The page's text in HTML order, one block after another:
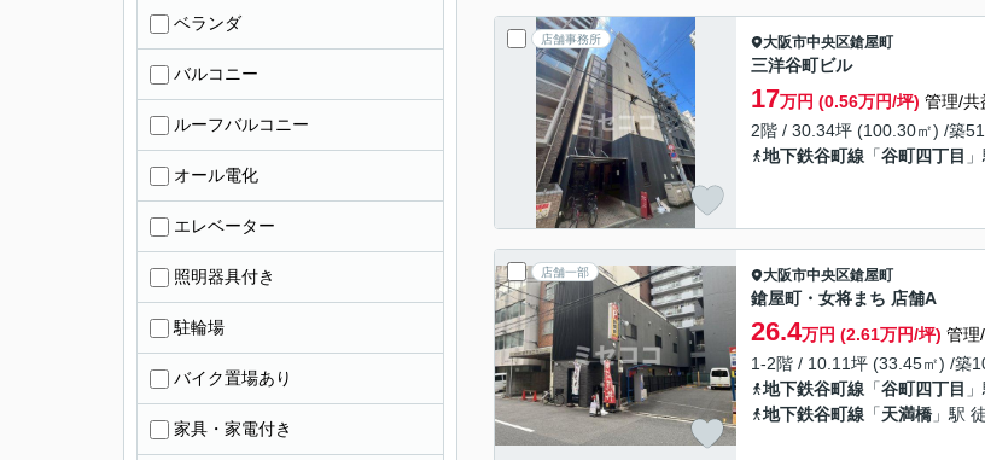
店舗事務所 大阪市中央区鎗屋町
三洋谷町ビル
17万円 (0.56万円/坪) 管理/共
2階 / 30.34坪 (100.30㎡) /築
地下鉄谷町線 「谷町四丁目
店舗一部 大阪市中央区鎗屋町
鎗屋町・女将まち 店舗A
26.4万円 (2.61万円/坪) 管理
1-2階 / 10.11坪 (33.45㎡) /築
地下鉄谷町線 「谷町四丁目
地下鉄谷町線 「天満橋 」駅
ベランダ
バルコニー
ルーフバルコニー
オール電化
エレベーター
照明器具付き
駐輪場
バイク置場あり
家具・家電付き